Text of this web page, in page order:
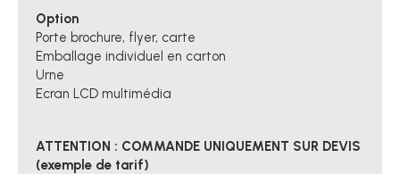
Option
Porte brochure, flyer, carte
Emballage individuel en carton
Urne
Ecran LCD multimédia
ATTENTION : COMMANDE UNIQUEMENT SUR DEVIS
(exemple de tarif)